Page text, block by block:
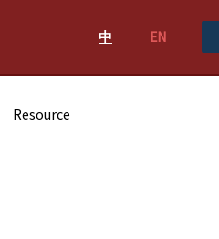
中 EN
Resource